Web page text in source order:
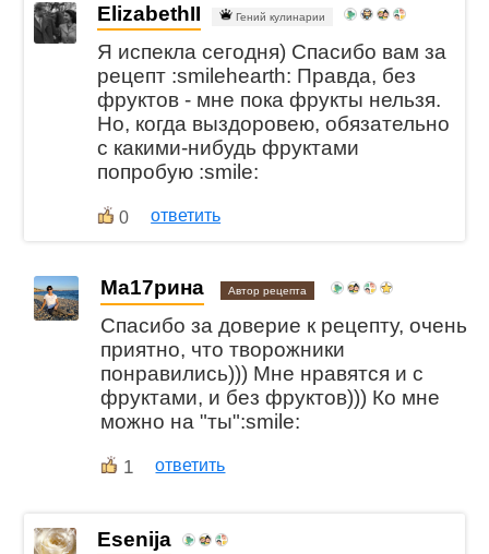
ElizabethII Гений кулинарии
Я испекла сегодня) Спасибо вам за
рецепт :smilehearth: Правда, без
фруктов - мне пока фрукты нельзя.
Но, когда выздоровею, обязательно
с какими-нибудь фруктами
попробую :smile:
0 ответить
Ма17рина Автор рецепта
Спасибо за доверие к рецепту, очень
приятно, что творожники
понравились))) Мне нравятся и с
фруктами, и без фруктов))) Ко мне
можно на "ты":smile:
1 ответить
Esenija